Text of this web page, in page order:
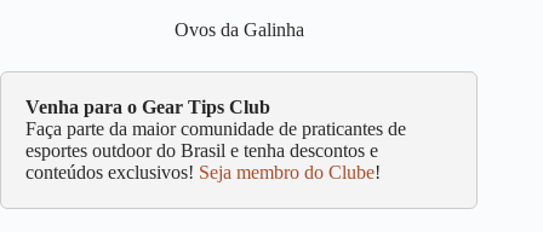
Ovos da Galinha
Venha para o Gear Tips Club
Faça parte da maior comunidade de praticantes de
esportes outdoor do Brasil e tenha descontos e
conteúdos exclusivos! Seja membro do Clube!